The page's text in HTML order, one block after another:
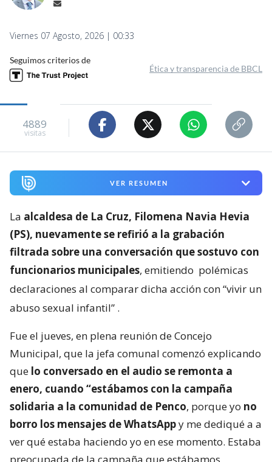
Viernes 07 Agosto, 2026 | 00:33
Seguimos criterios de
Ética y transparencia de BBCL
4889
visitas
VER RESUMEN
La alcaldesa de La Cruz, Filomena Navia Hevia
(PS), nuevamente se refirió a la grabación
filtrada sobre una conversación que sostuvo con
funcionarios municipales, emitiendo polémicas
declaraciones al comparar dicha acción con “vivir un
abuso sexual infantil” .
Fue el jueves, en plena reunión de Concejo
Municipal, que la jefa comunal comenzó explicando
que lo conversado en el audio se remonta a
enero, cuando “estábamos con la campaña
solidaria a la comunidad de Penco, porque yo no
borro los mensajes de WhatsAppy me dediqué a a
ver qué estaba haciendo yo en ese momento. Estaba